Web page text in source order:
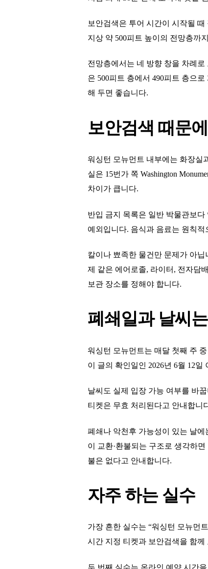
보안검색은 투어 시간이 시작될
지상 약 500피트 높이의 전망층까
전망층에서는 네 방향 창을 차례
은 500피트 층에서 490피트 층으
해 두면 좋습니다.
보안검색 때문
워싱턴 모뉴먼트 내부에는 화장실
실은 15번가 쪽 Washington
차이가 큽니다.
반입 금지 목록은 일반 박물관보
예외입니다. 음식과 음료는 원칙
칼이나 뾰족한 물건만 문제가 아
제 같은 에어로졸, 라이터, 전자담
보관 장소를 정해야 합니다.
폐쇄일과 날씨
워싱턴 모뉴먼트는 매달 첫째 주
이 글의 확인일인 2026년 6월 12일
날씨도 실제 입장 가능 여부를 바
티켓은 무효 처리된다고 안내합니
폐쇄나 악천후 가능성이 있는 날
이 교환·환불되는 구조로 생각하
불은 없다고 안내합니다.
자주 하는 실수
가장 흔한 실수는 “워싱턴 모뉴먼
시간 지정 티켓과 보안검색을 함